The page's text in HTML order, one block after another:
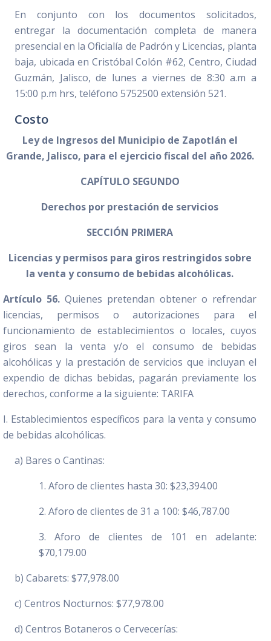
En conjunto con los documentos solicitados,
entregar la documentación completa de manera
presencial en la Oficialía de Padrón y Licencias, planta
baja, ubicada en Cristóbal Colón #62, Centro, Ciudad
Guzmán, Jalisco, de lunes a viernes de 8:30 a.m a
15:00 p.m hrs, teléfono 5752500 extensión 521.
Costo
Ley de Ingresos del Municipio de Zapotlán el
Grande, Jalisco, para el ejercicio fiscal del año 2026.
CAPÍTULO SEGUNDO
Derechos por prestación de servicios
SECCIÓN PRIMERA
Licencias y permisos para giros restringidos sobre
la venta y consumo de bebidas alcohólicas.
Artículo 56. Quienes pretendan obtener o refrendar
licencias, permisos o autorizaciones para el
funcionamiento de establecimientos o locales, cuyos
giros sean la venta y/o el consumo de bebidas
alcohólicas y la prestación de servicios que incluyan el
expendio de dichas bebidas, pagarán previamente los
derechos, conforme a la siguiente: TARIFA
I. Establecimientos específicos para la venta y consumo
de bebidas alcohólicas.
a) Bares o Cantinas:
1. Aforo de clientes hasta 30: $23,394.00
2. Aforo de clientes de 31 a 100: $46,787.00
3. Aforo de clientes de 101 en adelante:
$70,179.00
b) Cabarets: $77,978.00
c) Centros Nocturnos: $77,978.00
d) Centros Botaneros o Cervecerías: